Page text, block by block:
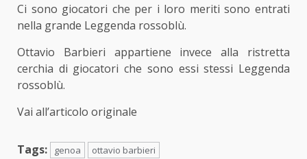
Ci sono giocatori che per i loro meriti sono entrati
nella grande Leggenda rossoblù.
Ottavio Barbieri appartiene invece alla ristretta
cerchia di giocatori che sono essi stessi Leggenda
rossoblù.
Vai all’articolo originale
Tags: genoa ottavio barbieri